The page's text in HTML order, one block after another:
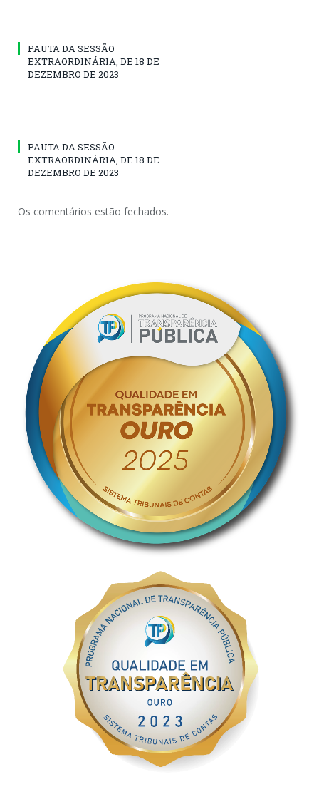
PAUTA DA SESSÃO
EXTRAORDINÁRIA, DE 18 DE
DEZEMBRO DE 2023
PAUTA DA SESSÃO
EXTRAORDINÁRIA, DE 18 DE
DEZEMBRO DE 2023
Os comentários estão fechados.